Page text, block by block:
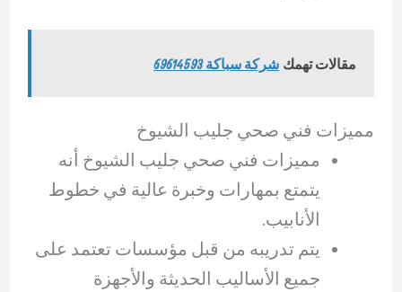
مقالات تهمك شركة سباكة 69614593
مميزات فني صحي جليب الشيوخ
مميزات فني صحي جليب الشيوخ أنه
يتمتع بمهارات وخبرة عالية في خطوط
الأنابيب.
يتم تدريبه من قبل مؤسسات تعتمد على
جميع الأساليب الحديثة والأجهزة